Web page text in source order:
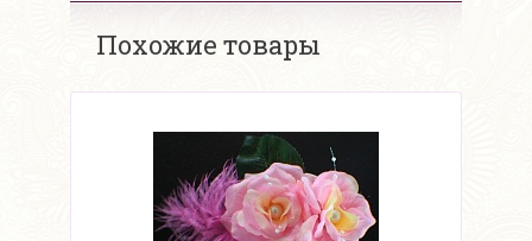
Похожие товары